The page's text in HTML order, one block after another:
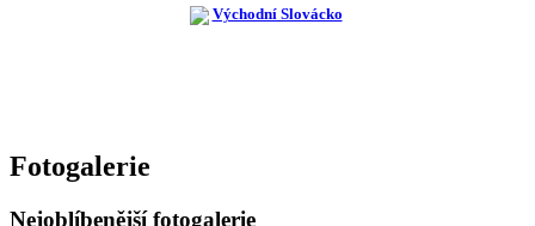
Fotogalerie
Nejoblíbenější fotogalerie